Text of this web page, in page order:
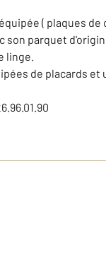
( plaques
son parquet
linge.
de placards et